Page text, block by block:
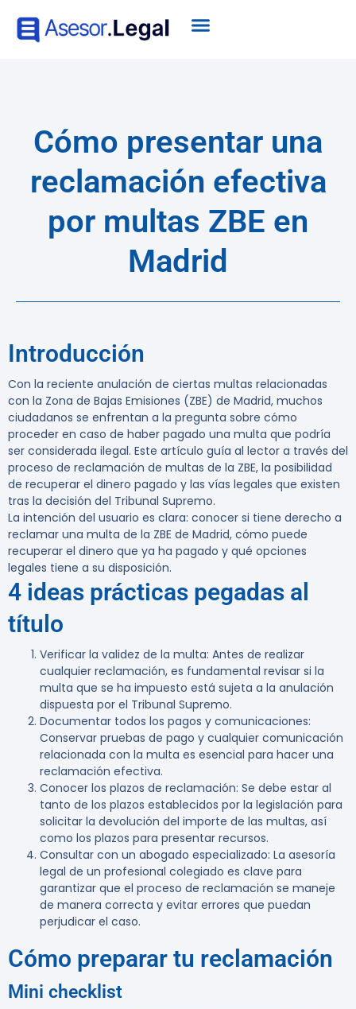
Cómo presentar una
reclamación efectiva
por multas ZBE en
Madrid
Introducción
Con la reciente anulación de ciertas multas relacionadas
con la Zona de Bajas Emisiones (ZBE) de Madrid, muchos
ciudadanos se enfrentan a la pregunta sobre cómo
proceder en caso de haber pagado una multa que podría
ser considerada ilegal. Este artículo guía al lector a través del
proceso de reclamación de multas de la ZBE, la posibilidad
de recuperar el dinero pagado y las vías legales que existen
tras la decisión del Tribunal Supremo.
La intención del usuario es clara: conocer si tiene derecho a
reclamar una multa de la ZBE de Madrid, cómo puede
recuperar el dinero que ya ha pagado y qué opciones
legales tiene a su disposición.
4 ideas prácticas pegadas al
título
Verificar la validez de la multa: Antes de realizar
cualquier reclamación, es fundamental revisar si la
multa que se ha impuesto está sujeta a la anulación
dispuesta por el Tribunal Supremo.
Documentar todos los pagos y comunicaciones:
Conservar pruebas de pago y cualquier comunicación
relacionada con la multa es esencial para hacer una
reclamación efectiva.
Conocer los plazos de reclamación: Se debe estar al
tanto de los plazos establecidos por la legislación para
solicitar la devolución del importe de las multas, así
como los plazos para presentar recursos.
Consultar con un abogado especializado: La asesoría
legal de un profesional colegiado es clave para
garantizar que el proceso de reclamación se maneje
de manera correcta y evitar errores que puedan
perjudicar el caso.
Cómo preparar tu reclamación
Mini checklist